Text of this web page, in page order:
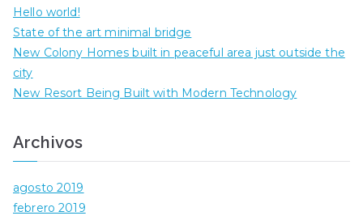
Hello world!
State of the art minimal bridge
New Colony Homes built in peaceful area just outside the
city
New Resort Being Built with Modern Technology
Archivos
agosto 2019
febrero 2019